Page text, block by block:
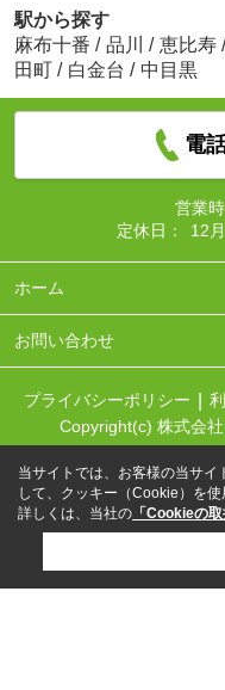
駅から探す
麻布十番 / 品川 / 恵比寿 /
田町 / 白金台 / 中目黒
電
営業時
定休日：
12
ホーム
お問い合わせ
プライバシーポリシー
Copyright(c) 株式会
当サイトでは、お客様の当サイ
して、クッキー（Cookie）を使
詳しくは、当社の 「Cookieの